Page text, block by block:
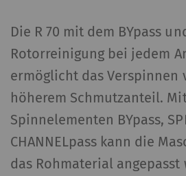
Die R 70 mit dem BYpass
Rotorreinigung bei jedem
ermöglicht das Verspinnen
höherem Schmutzanteil.
Spinnelementen BYpass,
CHANNELpass kann die
das Rohmaterial angepasst